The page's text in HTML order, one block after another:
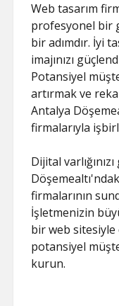
Web tasarım
profesyonel bir
bir adımdır. İyi
imajınızı
Potansiyel
artırmak ve
Antalya
firmalarıyla
Dijital
firmalarının
İşletmenizin
bir web sitesiyle
potansiyel
kurun.